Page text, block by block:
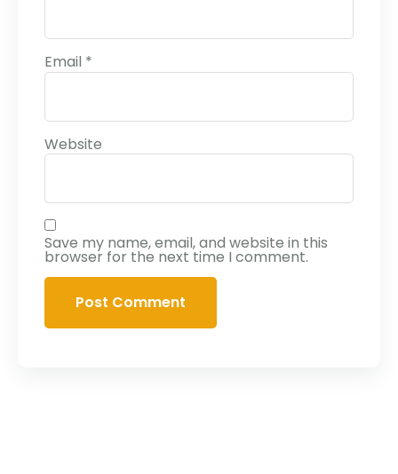
Email *
Website
Save my name, email, and website in this
browser for the next time I comment.